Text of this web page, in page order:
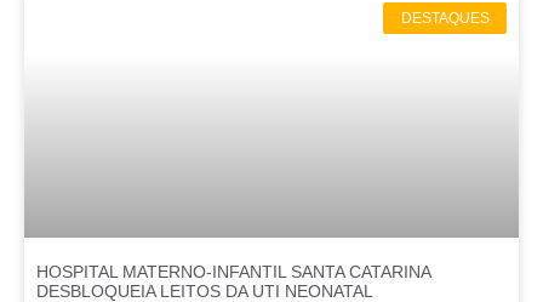
DESTAQUES
HOSPITAL MATERNO-INFANTIL SANTA CATARINA
DESBLOQUEIA LEITOS DA UTI NEONATAL